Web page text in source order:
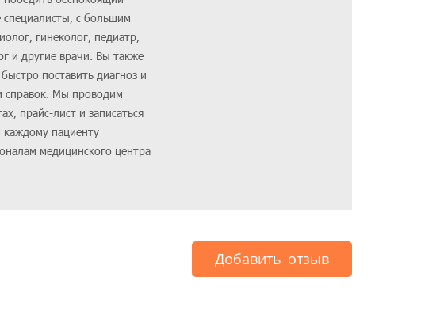
с большим
гинеколог, педиатр,
и другие врачи. Вы также
поставить диагноз и
справок. Мы проводим
прайс-лист и записаться
каждому пациенту
медицинского центра
Добавить отзыв